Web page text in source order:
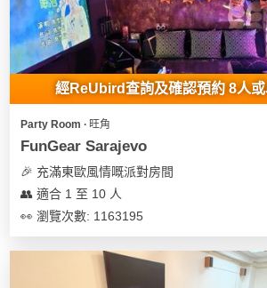
Room
到
會
特
色
蛋
糕
花
動
類
型
Party
朋
友
聚
會
動
攻
略
活
經ReUbird查詢及確認預約 8人
Party Room ∙ 旺角
FunGear Sarajevo
🎉 充滿東歐風情嘅派對房間
👥 適合 1 至 10 人
👀 瀏覽次數: 1163195